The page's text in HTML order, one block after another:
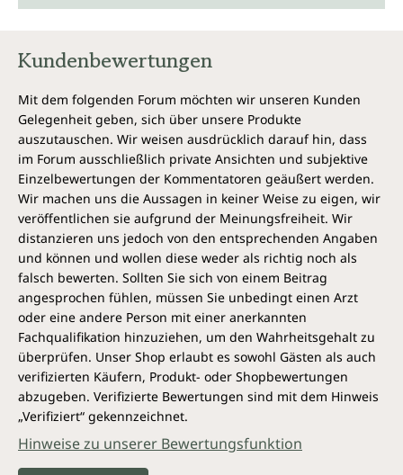
Q10 als Ubiquinon.
2-fach patentierter Markenrohstoff
natürliche Fermentation aus Hefe hergestellt. Der
zweifach patentierte Markenrohstoff sichert höchste
Qualität und Wirksamkeit. Der wertvolle Inhaltsstoff
wird durch eine Weichkapsel aus Rindergelatine
geschützt, die sich gut schlucken lässt.
Jedes Glas Coenzym Q10 Kaneka Ubiquinol® von
Unimedica enthält 60 Softgelkapseln. Das entspricht
einem 2-Monatsvorrat.
Ohne folgende Zusatzstoffe
Coenzym Q10 Kaneka Ubiquinol® von Unimedica ist,
entsprechend gesetzlicher Vorgaben, frei von
Konservierungsstoffen, weiterhin ohne Zusätze wie
Farbstoffe, Stabilisatoren, Trennmittel wie
Magnesiumstearat, ohne Gentechnik sowie
laktosefrei und glutenfrei.
Kundenbewertungen
Mit dem folgenden Forum möchten wir unseren Kunden
Gelegenheit geben, sich über unsere Produkte
auszutauschen. Wir weisen ausdrücklich darauf hin, dass
im Forum ausschließlich private Ansichten und subjektive
Einzelbewertungen der Kommentatoren geäußert werden.
Wir machen uns die Aussagen in keiner Weise zu eigen, wir
veröffentlichen sie aufgrund der Meinungsfreiheit. Wir
distanzieren uns jedoch von den entsprechenden Angaben
und können und wollen diese weder als richtig noch als
falsch bewerten. Sollten Sie sich von einem Beitrag
angesprochen fühlen, müssen Sie unbedingt einen Arzt
oder eine andere Person mit einer anerkannten
Fachqualifikation hinzuziehen, um den Wahrheitsgehalt zu
überprüfen. Unser Shop erlaubt es sowohl Gästen als auch
verifizierten Käufern, Produkt- oder Shopbewertungen
abzugeben. Verifizierte Bewertungen sind mit dem Hinweis
„Verifiziert“ gekennzeichnet.
Hinweise zu unserer Bewertungsfunktion